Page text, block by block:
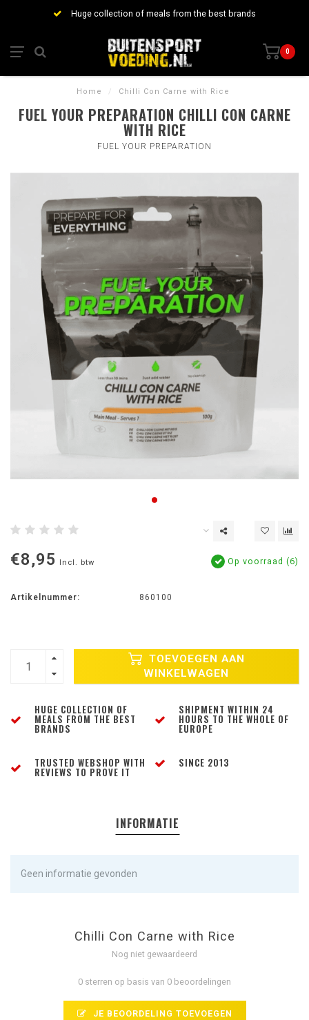
Huge collection of meals from the best brands
0
Home / Chilli Con Carne with Rice
FUEL YOUR PREPARATION CHILLI CON CARNE
WITH RICE
FUEL YOUR PREPARATION
€8,95 Incl. btw Op voorraad (6)
Artikelnummer: 860100
TOEVOEGEN AAN
WINKELWAGEN
HUGE COLLECTION OF
MEALS FROM THE BEST
BRANDS
SHIPMENT WITHIN 24
HOURS TO THE WHOLE OF
EUROPE
TRUSTED WEBSHOP WITH
REVIEWS TO PROVE IT
SINCE 2013
INFORMATIE
Geen informatie gevonden
Chilli Con Carne with Rice
Nog niet gewaardeerd
0 sterren op basis van 0 beoordelingen
JE BEOORDELING TOEVOEGEN